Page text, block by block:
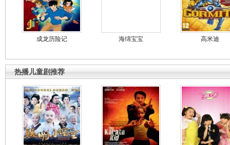
成龙历险记 海绵宝宝 高米迪
热播儿童剧推荐